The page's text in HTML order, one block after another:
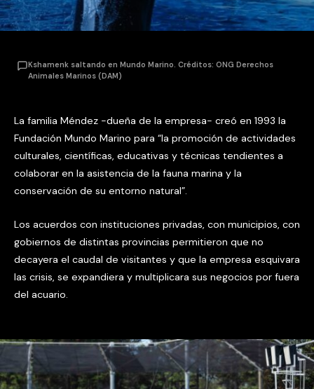
Kshamenk saltando en Mundo Marino. Créditos: ONG Derechos
Animales Marinos (DAM)
La familia Méndez -dueña de la empresa- creó en 1993 la
Fundación Mundo Marino para “la promoción de actividades
culturales, científicas, educativas y técnicas tendientes a
colaborar en la asistencia de la fauna marina y la
conservación de su entorno natural”.
Los acuerdos con instituciones privadas, con municipios, con
gobiernos de distintas provincias permitieron que no
decayera el caudal de visitantes y que la empresa esquivara
las crisis, se expandiera y multiplicara sus negocios por fuera
del acuario.